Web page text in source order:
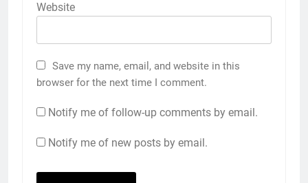
Website
Save my name, email, and website in this
browser for the next time I comment.
Notify me of follow-up comments by email.
Notify me of new posts by email.